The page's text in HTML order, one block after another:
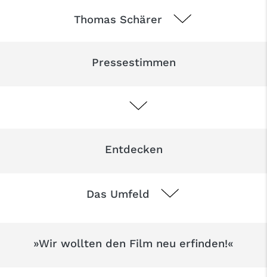
Thomas Schärer
Pressestimmen
Entdecken
Das Umfeld
»Wir wollten den Film neu erfinden!«